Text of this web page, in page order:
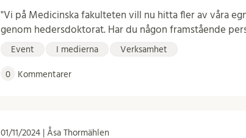
"Vi på Medicinska fakulteten vill nu hitta fler av våra
genom hedersdoktorat. Har du någon framstående
Event I medierna Verksamhet
0 Kommentarer
01/11/2024 | Åsa Thormählen